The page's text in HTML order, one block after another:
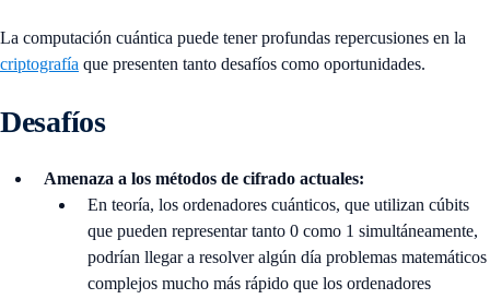
La computación cuántica puede tener profundas repercusiones en la
criptografía que presenten tanto desafíos como oportunidades.
Desafíos
Amenaza a los métodos de cifrado actuales:
En teoría, los ordenadores cuánticos, que utilizan cúbits
que pueden representar tanto 0 como 1 simultáneamente,
podrían llegar a resolver algún día problemas matemáticos
complejos mucho más rápido que los ordenadores